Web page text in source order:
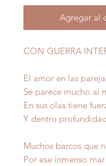
Agregar al
CON GUERRA
El amor en las
Se parece mucho al
En sus olas tiene
Y dentro profundidad
Muchos barcos que
Por ese inmenso mar